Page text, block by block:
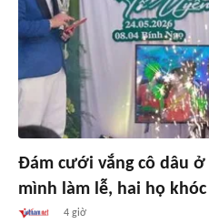
Đám cưới vắng cô dâu
mình làm lễ, hai họ
4 giờ